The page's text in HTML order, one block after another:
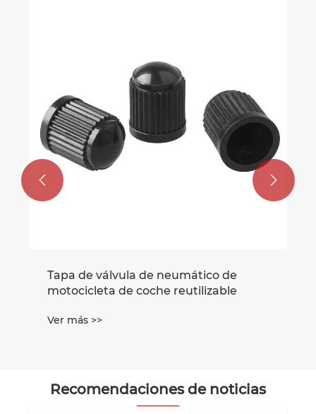
Tapa de válvula de neumático de
motocicleta de coche reutilizable
Ver más >>
 
Recomendaciones de noticias